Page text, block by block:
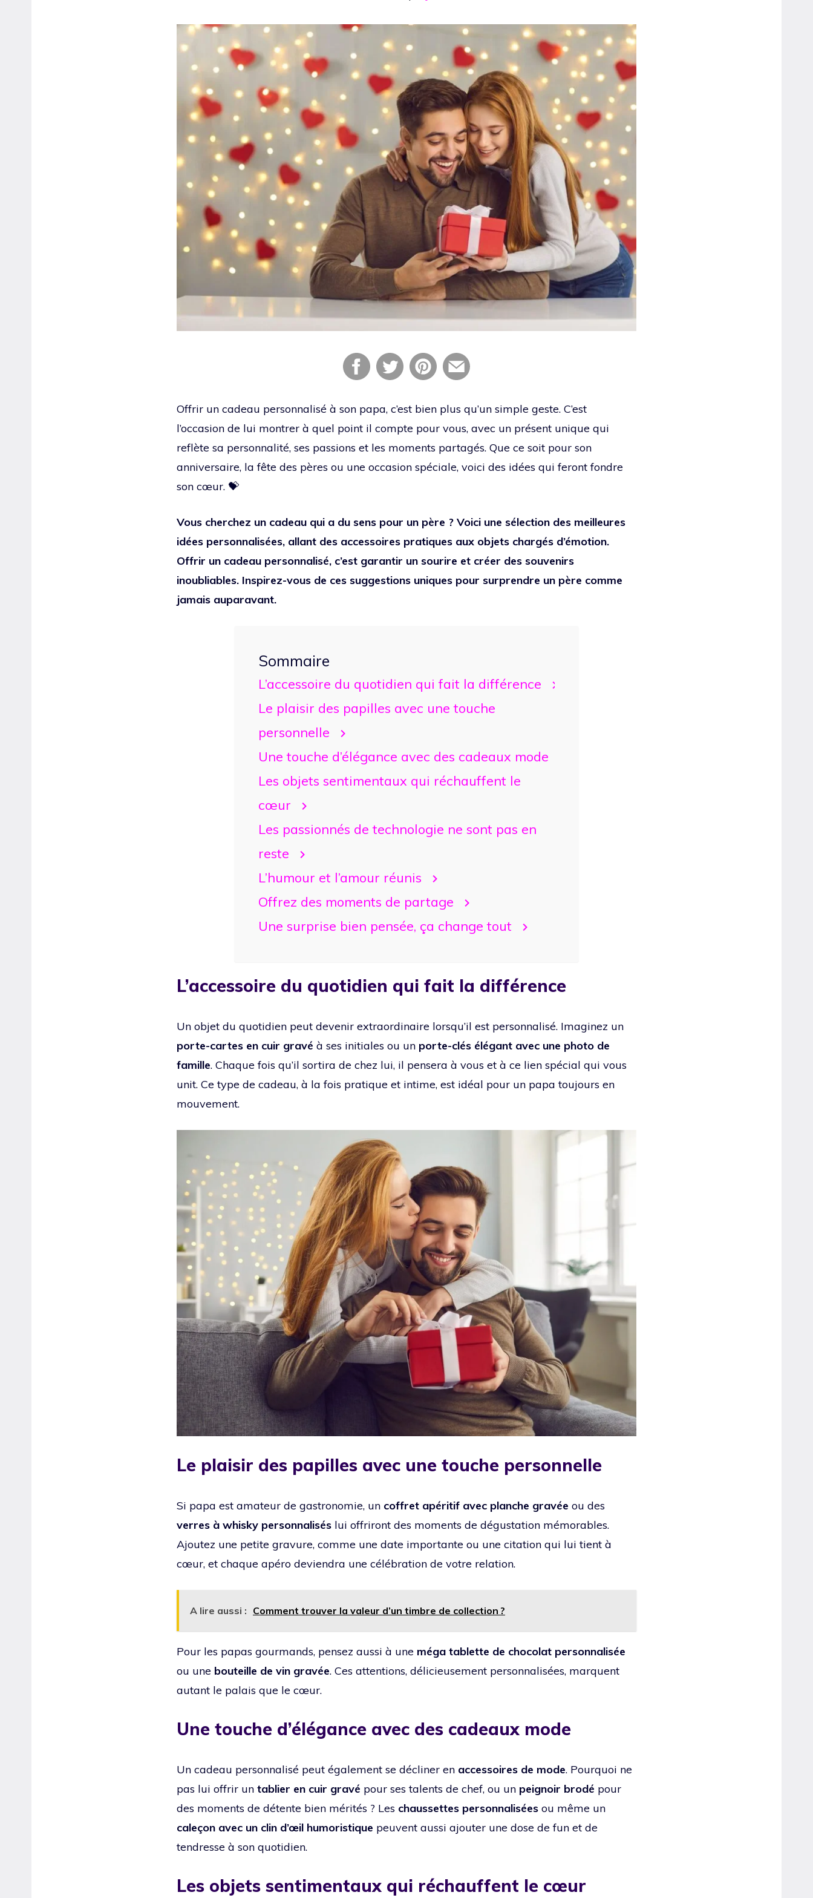
Offrir un cadeau personnalisé à son papa, c’est bien plus qu’un simple geste. C’est
l’occasion de lui montrer à quel point il compte pour vous, avec un présent unique qui
reflète sa personnalité, ses passions et les moments partagés. Que ce soit pour son
anniversaire, la fête des pères ou une occasion spéciale, voici des idées qui feront fondre
son cœur. 💝
Vous cherchez un cadeau qui a du sens pour un père ? Voici une sélection des meilleures
idées personnalisées, allant des accessoires pratiques aux objets chargés d’émotion.
Offrir un cadeau personnalisé, c’est garantir un sourire et créer des souvenirs
inoubliables. Inspirez-vous de ces suggestions uniques pour surprendre un père comme
jamais auparavant.
Sommaire
L’accessoire du quotidien qui fait la différence
Le plaisir des papilles avec une touche
personnelle
Une touche d’élégance avec des cadeaux mode
Les objets sentimentaux qui réchauffent le
cœur
Les passionnés de technologie ne sont pas en
reste
L’humour et l’amour réunis
Offrez des moments de partage
Une surprise bien pensée, ça change tout
L’accessoire du quotidien qui fait la différence
Un objet du quotidien peut devenir extraordinaire lorsqu’il est personnalisé. Imaginez un
porte-cartes en cuir gravé à ses initiales ou un porte-clés élégant avec une photo de
famille. Chaque fois qu’il sortira de chez lui, il pensera à vous et à ce lien spécial qui vous
unit. Ce type de cadeau, à la fois pratique et intime, est idéal pour un papa toujours en
mouvement.
Le plaisir des papilles avec une touche personnelle
Si papa est amateur de gastronomie, un coffret apéritif avec planche gravée ou des
verres à whisky personnalisés lui offriront des moments de dégustation mémorables.
Ajoutez une petite gravure, comme une date importante ou une citation qui lui tient à
cœur, et chaque apéro deviendra une célébration de votre relation.
A lire aussi : Comment trouver la valeur d’un timbre de collection ?
Pour les papas gourmands, pensez aussi à une méga tablette de chocolat personnalisée
ou une bouteille de vin gravée. Ces attentions, délicieusement personnalisées, marquent
autant le palais que le cœur.
Une touche d’élégance avec des cadeaux mode
Un cadeau personnalisé peut également se décliner en accessoires de mode. Pourquoi ne
pas lui offrir un tablier en cuir gravé pour ses talents de chef, ou un peignoir brodé pour
des moments de détente bien mérités ? Les chaussettes personnalisées ou même un
caleçon avec un clin d’œil humoristique peuvent aussi ajouter une dose de fun et de
tendresse à son quotidien.
Les objets sentimentaux qui réchauffent le cœur